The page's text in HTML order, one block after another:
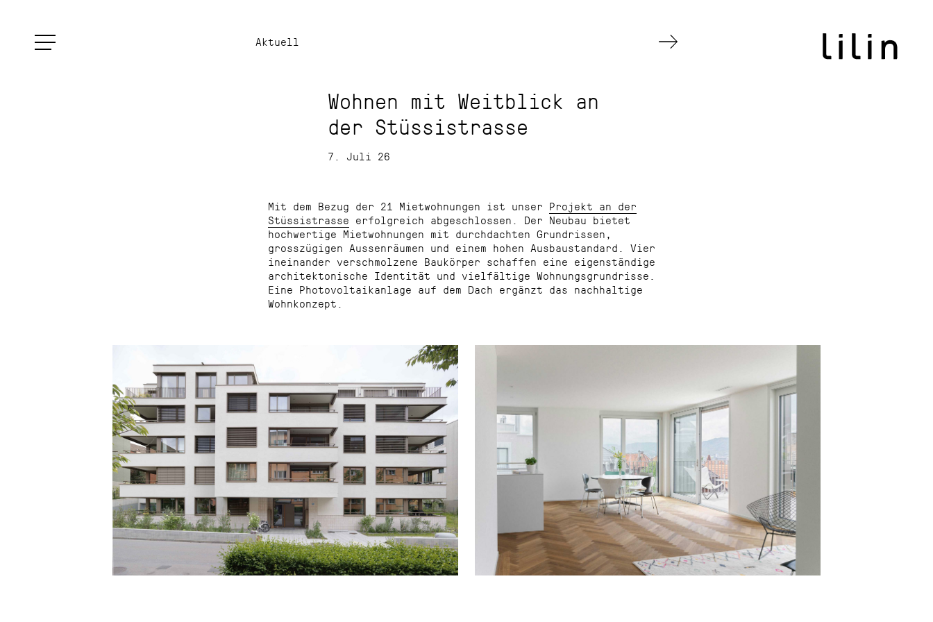
Aktuell
Wohnen mit Weitblick an
der Stüssistrasse
7. Juli 26
Mit dem Bezug der 21 Mietwohnungen ist unser Projekt an der
Stüssistrasse erfolgreich abgeschlossen. Der Neubau bietet
hochwertige Mietwohnungen mit durchdachten Grundrissen,
grosszügigen Aussenräumen und einem hohen Ausbaustandard. Vier
ineinander verschmolzene Baukörper schaffen eine eigenständige
architektonische Identität und vielfältige Wohnungsgrundrisse.
Eine Photovoltaikanlage auf dem Dach ergänzt das nachhaltige
Wohnkonzept.